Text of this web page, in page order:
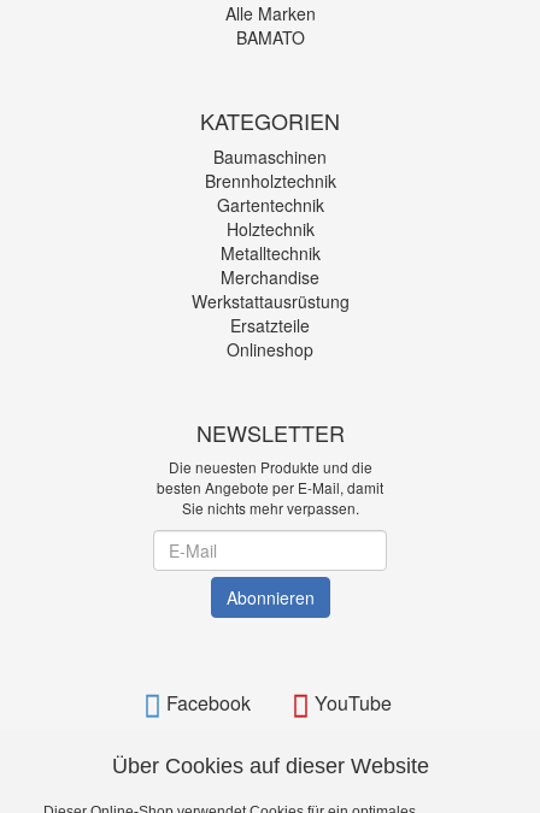
Alle Marken
BAMATO
KATEGORIEN
Baumaschinen
Brennholztechnik
Gartentechnik
Holztechnik
Metalltechnik
Merchandise
Werkstattausrüstung
Ersatzteile
Onlineshop
NEWSLETTER
Die neuesten Produkte und die
besten Angebote per E-Mail, damit
Sie nichts mehr verpassen.
Abonnieren
Facebook YouTube
Über Cookies auf dieser Website